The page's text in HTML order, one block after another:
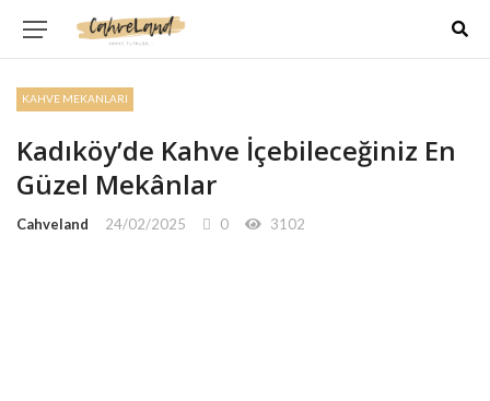
KAHVE MEKANLARI
Kadıköy’de Kahve İçebileceğiniz En
Güzel Mekânlar
Cahveland 24/02/2025 0 3102